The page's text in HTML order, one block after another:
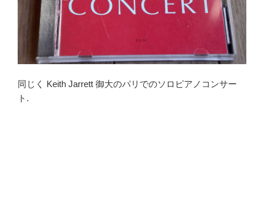
同じく Keith Jarrett 御大のパリでのソロピアノコンサー
ト.